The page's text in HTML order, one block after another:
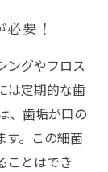
要！
ングやフロス
は定期的な歯
、歯垢が口の
す。この細菌
ことはでき